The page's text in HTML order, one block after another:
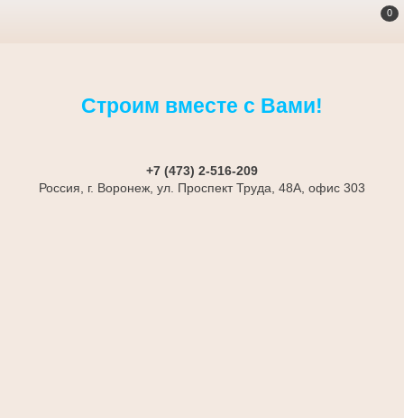
0
Строим вместе с Вами!
+7 (473) 2-516-209
Россия, г. Воронеж, ул. Проспект Труда, 48А, офис 303